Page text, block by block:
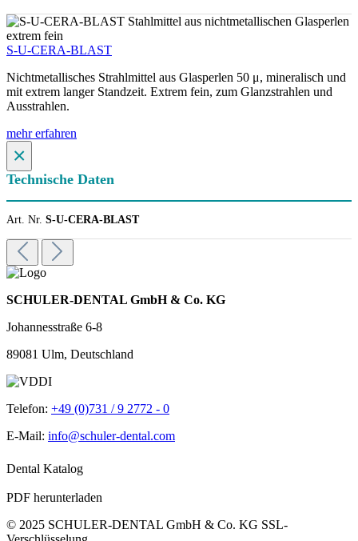
S-U-CERA-BLAST
Nichtmetallisches Strahlmittel aus Glasperlen 50 μ, mineralisch und
mit extrem langer Standzeit. Extrem fein, zum Glanzstrahlen und
Ausstrahlen.
mehr erfahren
×
Technische Daten
Art. Nr. S-U-CERA-BLAST
SCHULER-DENTAL GmbH & Co. KG
Johannesstraße 6-8
89081 Ulm, Deutschland
Telefon: +49 (0)731 / 9 2772 - 0
E-Mail: info@schuler-dental.com
Dental Katalog
PDF herunterladen
© 2025 SCHULER-DENTAL GmbH & Co. KG SSL-